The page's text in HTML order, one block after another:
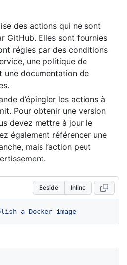
des actions qui ne sont
GitHub. Elles sont fournies
régies par des conditions
une politique de
une documentation de
d’épingler les actions à
Pour obtenir une version
devez mettre à jour le
également référencer une
mais l’action peut
Beside Inline
a Docker image